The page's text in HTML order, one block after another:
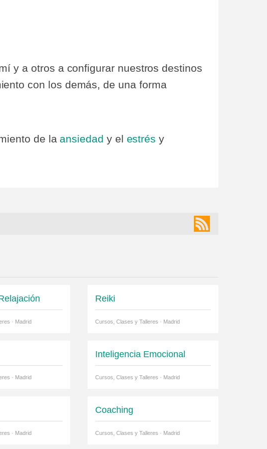
y a otros a configurar nuestros destinos
con los demás, de una forma
de la ansiedad y el estrés y
· Madrid
Reiki
Cursos, Clases y Talleres · Madrid
· Madrid
Inteligencia Emocional
Cursos, Clases y Talleres · Madrid
· Madrid
Coaching
Cursos, Clases y Talleres · Madrid